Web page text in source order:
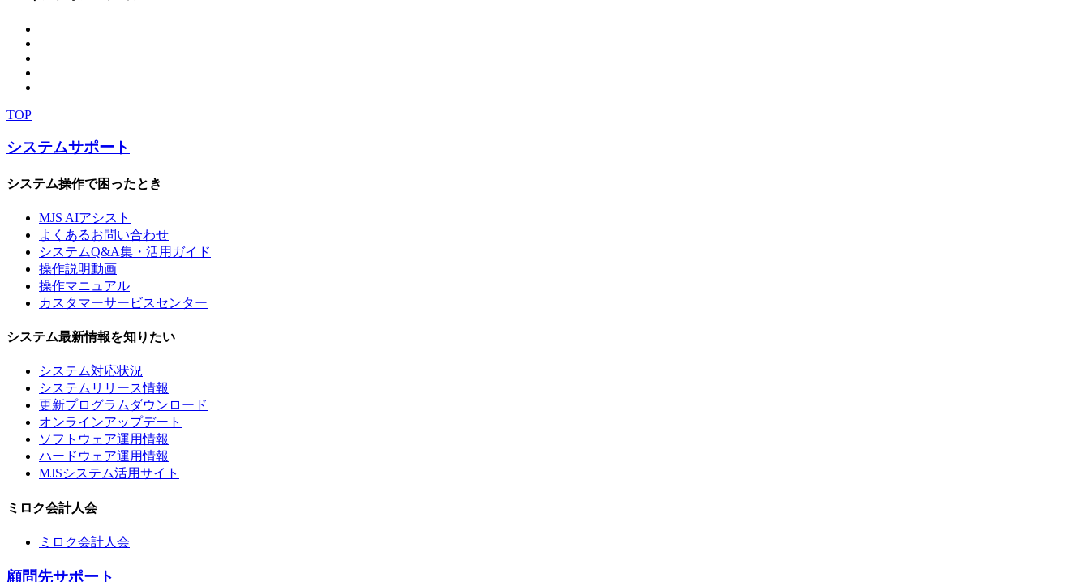
TOP
システムサポート
システム操作で困ったとき
MJS AIアシスト
よくあるお問い合わせ
システムQ&A集・活用ガイド
操作説明動画
操作マニュアル
カスタマーサービスセンター
システム最新情報を知りたい
システム対応状況
システムリリース情報
更新プログラムダウンロード
オンラインアップデート
ソフトウェア運用情報
ハードウェア運用情報
MJSシステム活用サイト
ミロク会計人会
ミロク会計人会
顧問先サポート